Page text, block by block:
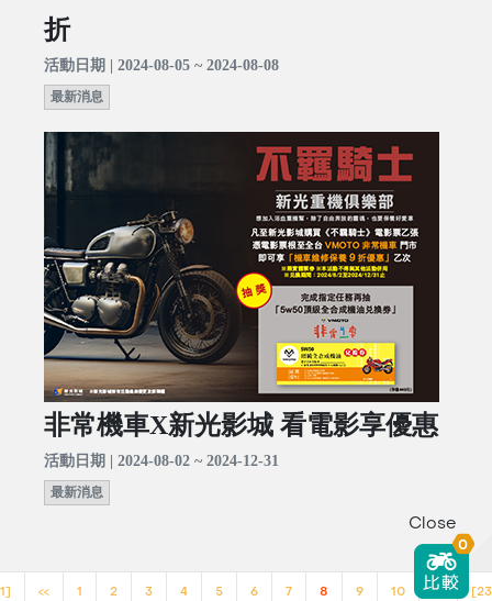
折
活動日期 | 2024-08-05 ~ 2024-08-08
最新消息
非常機車X新光影城 看電影享優惠
活動日期 | 2024-08-02 ~ 2024-12-31
最新消息
<< 1 2 3 4 5 6 7 8 9 10 >>
Close
0